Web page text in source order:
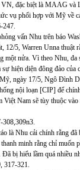
VN, đặc biệt là MAAG
vụ phối hợp với Mỹ về
247.
vấn Nhu trên báo
12/5, Warren Unna thuật
một nửa. Vì theo Nhu,
hiện diện đông đảo của
ngày 17/5, Ngô Đình
nội loạn [CIP] để
Nam sẽ tùy thuộc
là Nhu cải chính rằng
minh rằng chỉ muốn
Đã bị hiểu lầm quá nhiều
317-321.